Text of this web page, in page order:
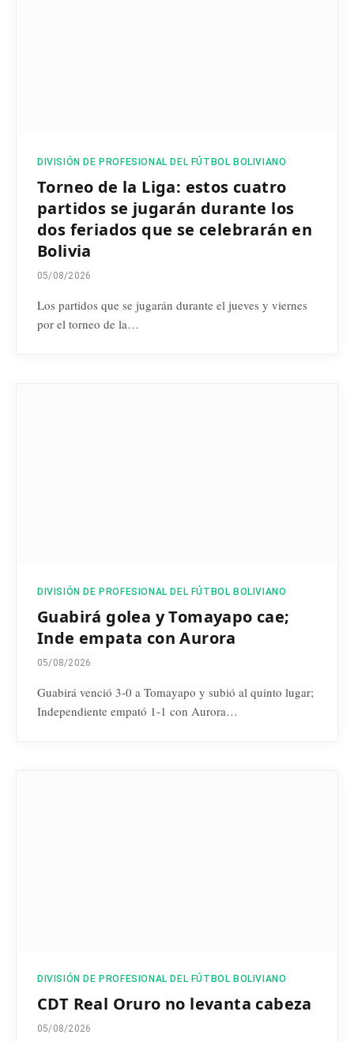
DIVISIÓN DE PROFESIONAL DEL FÚTBOL BOLIVIANO
Torneo de la Liga: estos cuatro
partidos se jugarán durante los
dos feriados que se celebrarán en
Bolivia
05/08/2026
Los partidos que se jugarán durante el jueves y viernes
por el torneo de la…
DIVISIÓN DE PROFESIONAL DEL FÚTBOL BOLIVIANO
Guabirá golea y Tomayapo cae;
Inde empata con Aurora
05/08/2026
Guabirá venció 3-0 a Tomayapo y subió al quinto lugar;
Independiente empató 1-1 con Aurora…
DIVISIÓN DE PROFESIONAL DEL FÚTBOL BOLIVIANO
CDT Real Oruro no levanta cabeza
05/08/2026